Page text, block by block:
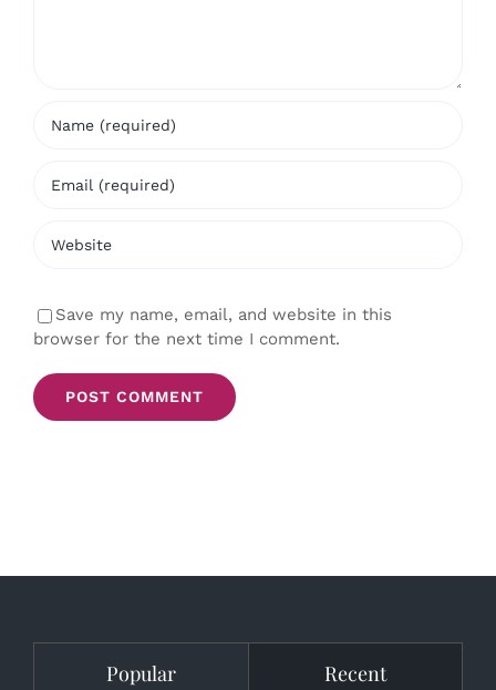
Save my name, email, and website in this
browser for the next time I comment.
Popular Recent